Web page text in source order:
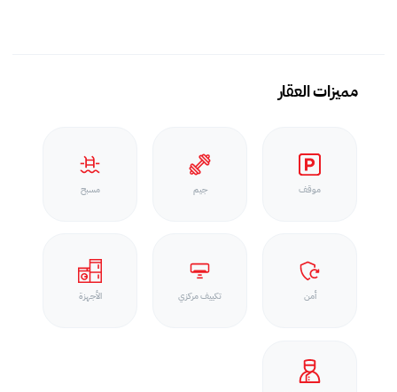
مميزات العقار
موقف جيم مسبح
أمن تكييف مركزي الأجهزة